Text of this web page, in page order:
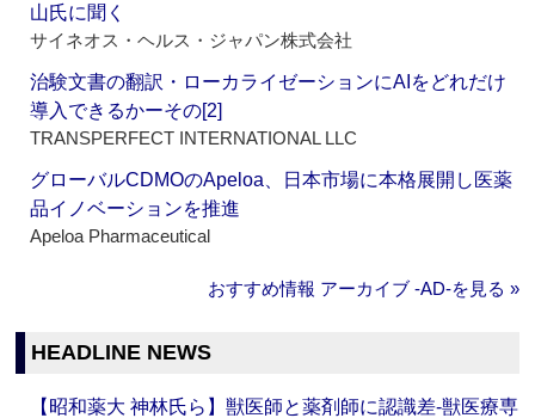
山氏に聞く
サイネオス・ヘルス・ジャパン株式会社
治験文書の翻訳・ローカライゼーションにAIをどれだけ
導入できるかーその[2]
TRANSPERFECT INTERNATIONAL LLC
グローバルCDMOのApeloa、日本市場に本格展開し医薬
品イノベーションを推進
Apeloa Pharmaceutical
おすすめ情報 アーカイブ ‐AD‐を見る »
HEADLINE NEWS
【昭和薬大 神林氏ら】獣医師と薬剤師に認識差‐獣医療専